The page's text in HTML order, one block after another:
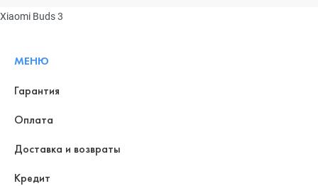
Xiaomi Buds 3
МЕНЮ
Гарантия
Оплата
Доставка и возвраты
Кредит